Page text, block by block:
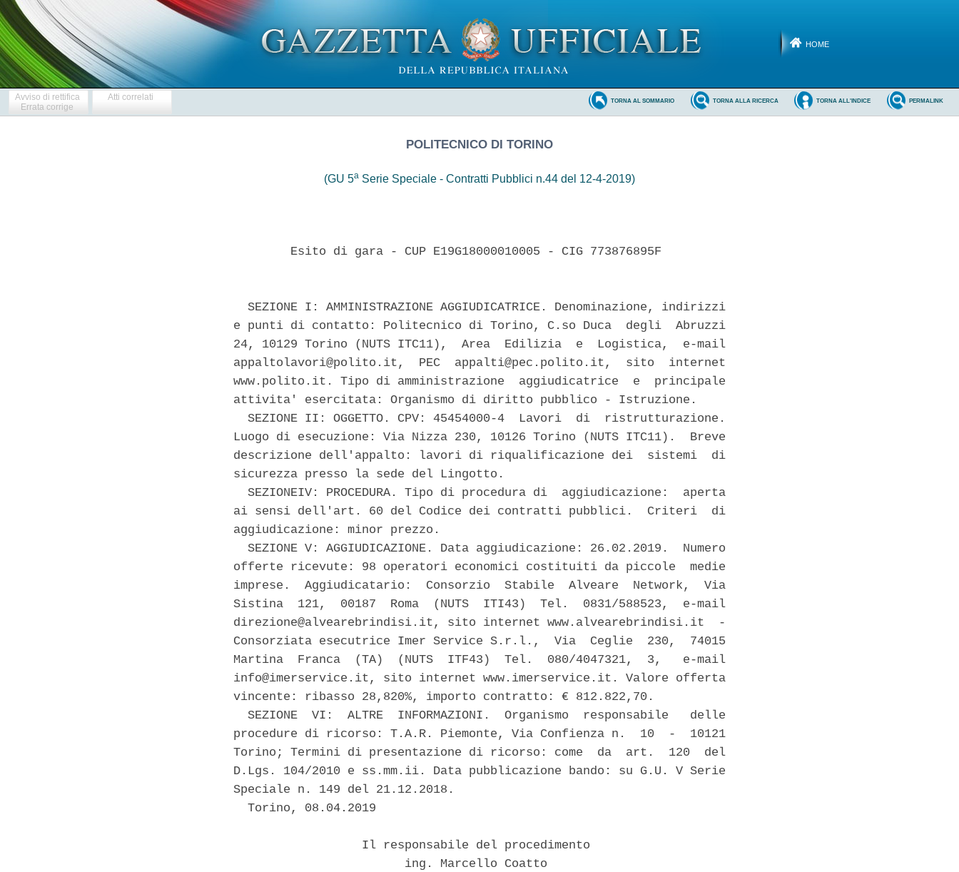
HOME
Avviso di rettifica
Errata corrige
Atti correlati PERMALINK
TORNA ALL'INDICE
TORNA ALLA RICERCA
TORNA AL SOMMARIO
POLITECNICO DI TORINO
(GU 5a Serie Speciale - Contratti Pubblici n.44 del 12-4-2019)
        Esito di gara - CUP E19G18000010005 - CIG 773876895F
  SEZIONE I: AMMINISTRAZIONE AGGIUDICATRICE. Denominazione, indirizzi
e punti di contatto: Politecnico di Torino, C.so Duca  degli  Abruzzi
24, 10129 Torino (NUTS ITC11),  Area  Edilizia  e  Logistica,  e-mail
appaltolavori@polito.it,  PEC  appalti@pec.polito.it,  sito  internet
www.polito.it. Tipo di amministrazione  aggiudicatrice  e  principale
attivita' esercitata: Organismo di diritto pubblico - Istruzione.
  SEZIONE II: OGGETTO. CPV: 45454000-4  Lavori  di  ristrutturazione.
Luogo di esecuzione: Via Nizza 230, 10126 Torino (NUTS ITC11).  Breve
descrizione dell'appalto: lavori di riqualificazione dei  sistemi  di
sicurezza presso la sede del Lingotto.
  SEZIONEIV: PROCEDURA. Tipo di procedura di  aggiudicazione:  aperta
ai sensi dell'art. 60 del Codice dei contratti pubblici.  Criteri  di
aggiudicazione: minor prezzo.
  SEZIONE V: AGGIUDICAZIONE. Data aggiudicazione: 26.02.2019.  Numero
offerte ricevute: 98 operatori economici costituiti da piccole  medie
imprese.  Aggiudicatario:  Consorzio  Stabile  Alveare  Network,  Via
Sistina  121,  00187  Roma  (NUTS  ITI43)  Tel.  0831/588523,  e-mail
direzione@alvearebrindisi.it, sito internet www.alvearebrindisi.it  -
Consorziata esecutrice Imer Service S.r.l.,  Via  Ceglie  230,  74015
Martina  Franca  (TA)  (NUTS  ITF43)  Tel.  080/4047321,  3,   e-mail
info@imerservice.it, sito internet www.imerservice.it. Valore offerta
vincente: ribasso 28,820%, importo contratto: € 812.822,70.
  SEZIONE  VI:  ALTRE  INFORMAZIONI.  Organismo  responsabile   delle
procedure di ricorso: T.A.R. Piemonte, Via Confienza n.  10  -  10121
Torino; Termini di presentazione di ricorso: come  da  art.  120  del
D.Lgs. 104/2010 e ss.mm.ii. Data pubblicazione bando: su G.U. V Serie
Speciale n. 149 del 21.12.2018.
  Torino, 08.04.2019
                  Il responsabile del procedimento
                        ing. Marcello Coatto